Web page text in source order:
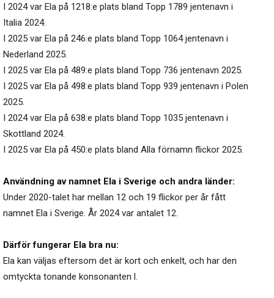
I 2024 var Ela på 1218:e plats bland Topp 1789 jentenavn i
Italia 2024.
I 2025 var Ela på 246:e plats bland Topp 1064 jentenavn i
Nederland 2025.
I 2025 var Ela på 489:e plats bland Topp 736 jentenavn 2025.
I 2025 var Ela på 498:e plats bland Topp 939 jentenavn i Polen
2025.
I 2024 var Ela på 638:e plats bland Topp 1035 jentenavn i
Skottland 2024.
I 2025 var Ela på 450:e plats bland Alla förnamn flickor 2025.
Användning av namnet Ela i Sverige och andra länder:
Under 2020-talet har mellan 12 och 19 flickor per år fått
namnet Ela i Sverige. År 2024 var antalet 12.
Därför fungerar Ela bra nu:
Ela kan väljas eftersom det är kort och enkelt, och har den
omtyckta tonande konsonanten l.